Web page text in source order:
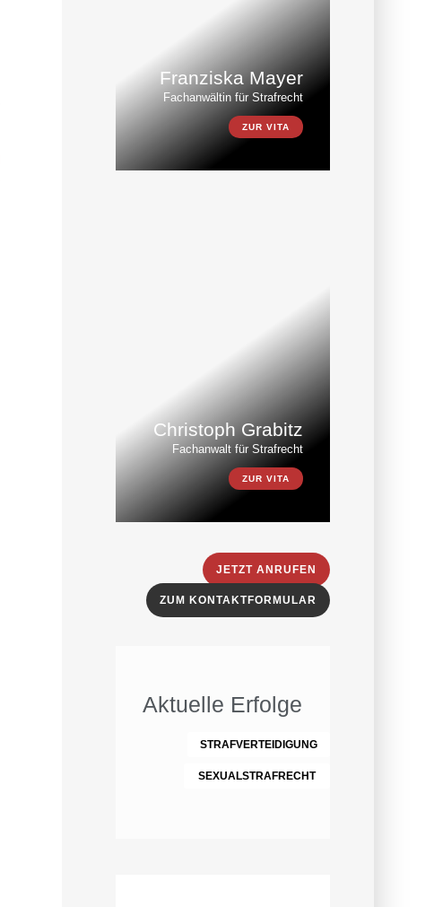
Franziska Mayer
Fachanwältin für Strafrecht
ZUR VITA
Christoph Grabitz
Fachanwalt für Strafrecht
ZUR VITA
JETZT ANRUFEN
ZUM KONTAKTFORMULAR
Aktuelle Erfolge
STRAFVERTEIDIGUNG
SEXUALSTRAFRECHT